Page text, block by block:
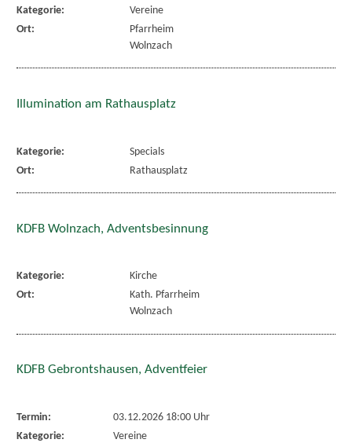
Kategorie:
Vereine
Ort:
Pfarrheim
Wolnzach
Illumination am Rathausplatz
Kategorie:
Specials
Ort:
Rathausplatz
KDFB Wolnzach, Adventsbesinnung
Kategorie:
Kirche
Ort:
Kath. Pfarrheim
Wolnzach
KDFB Gebrontshausen, Adventfeier
Termin:
03.12.2026 18:00 Uhr
Kategorie:
Vereine